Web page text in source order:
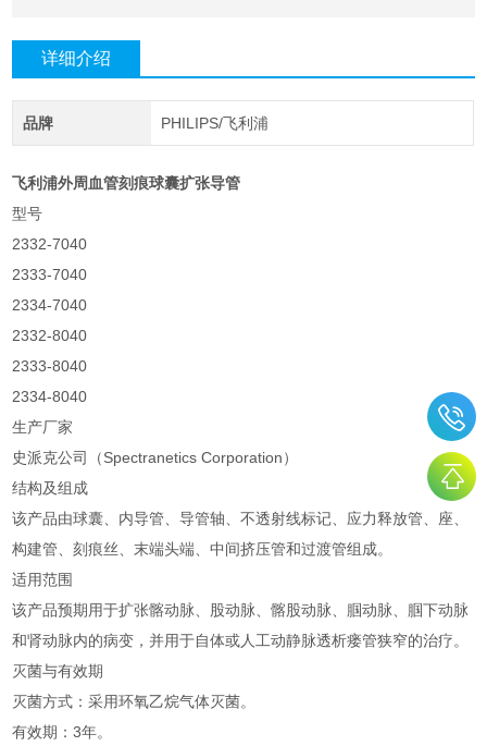
详细介绍
品牌 PHILIPS/飞利浦
飞利浦外周血管刻痕球囊扩张导管
型号
2332-7040
2333-7040
2334-7040
2332-8040
2333-8040
2334-8040
生产厂家
史派克公司（Spectranetics Corporation）
结构及组成
该产品由球囊、内导管、导管轴、不透射线标记、应力释放管、座、
构建管、刻痕丝、末端头端、中间挤压管和过渡管组成。
适用范围
该产品预期用于扩张髂动脉、股动脉、髂股动脉、腘动脉、腘下动脉
和肾动脉内的病变，并用于自体或人工动静脉透析瘘管狭窄的治疗。
灭菌与有效期
灭菌方式：采用环氧乙烷气体灭菌。
有效期：3年。